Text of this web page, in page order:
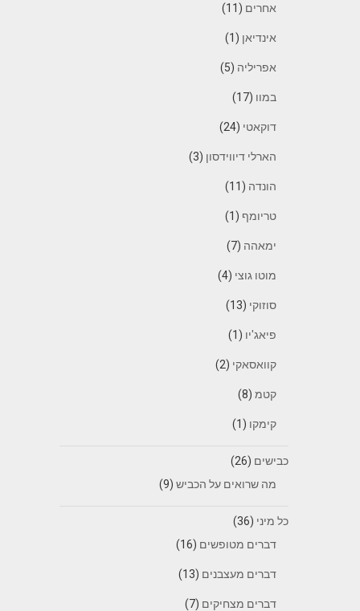
אחרים (11)
אינדיאן (1)
אפריליה (5)
במוו (17)
דוקאטי (24)
הארלי דיווידסון (3)
הונדה (11)
טריומף (1)
ימאהה (7)
מוטו גוצי (4)
סוזוקי (13)
פיאג'יו (1)
קוואסאקי (2)
קטמ(8)
קימקו (1)
כבישים (26)
מה שרואים על הכביש(9)
כל מיני (36)
דברים מטופשים (16)
דברים מעצבנים (13)
דברים מצחיקים (7)